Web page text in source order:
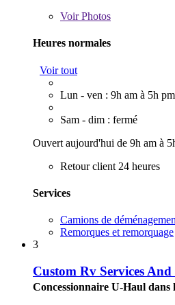
VoirPhotos
Heures normales
Voir tout
Lun - ven : 9h am à 5h pm
Sam - dim : fermé
Ouvert aujourd'hui de 9h am à
Retour client 24 heures
Services
Camions de
Remorques et remorquage
3
Custom Rv Services
Concessionnaire U-Haul dans